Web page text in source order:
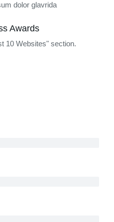
dolor glavrida
Awards
10 Websites" section.